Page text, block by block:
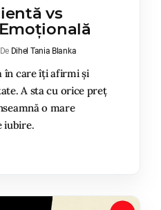
vs
De Dihel Tania Blanka
în care îți afirmi și
A sta cu orice preț
o mare
iubire.